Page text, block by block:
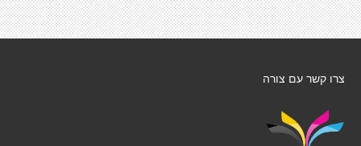
צרו קשר עם צורה